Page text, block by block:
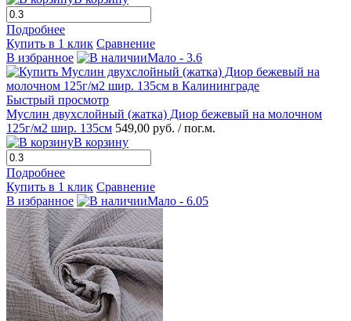
Подробнее
Купить в 1 клик Сравнение
В избранное
Мало - 3.6
Быстрый просмотр
Муслин двухслойный (жатка) Диор бежевый на молочном
125г/м2 шир. 135см 549,00 руб. / пог.м.
В корзину
Подробнее
Купить в 1 клик Сравнение
В избранное
Мало - 6.05